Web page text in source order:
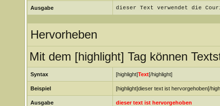
Ausgabe dieser Text verwendet die
Hervorheben
Mit dem [highlight] Tag können
Syntax [highlight]Text[/highlight]
Beispiel [highlight]dieser text ist hervorgehoben[/
Ausgabe dieser text ist hervorgehoben